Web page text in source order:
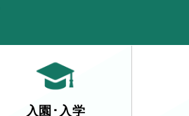
入園･入学